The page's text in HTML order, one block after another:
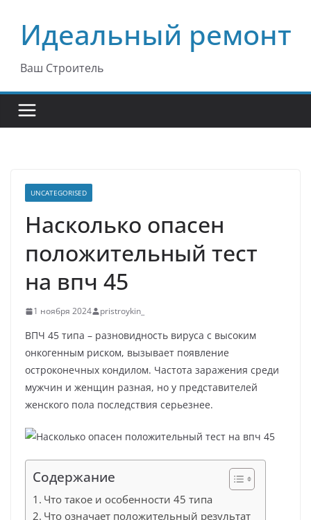
содержимому
Идеальный ремонт
Ваш Строитель
UNCATEGORISED
Насколько опасен
положительный тест
на впч 45
1 ноября 2024 pristroykin_
ВПЧ 45 типа – разновидность вируса с высоким
онкогенным риском, вызывает появление
остроконечных кондилом. Частота заражения среди
мужчин и женщин разная, но у представителей
женского пола последствия серьезнее.
Содержание
Что такое и особенности 45 типа
Что означает положительный результат